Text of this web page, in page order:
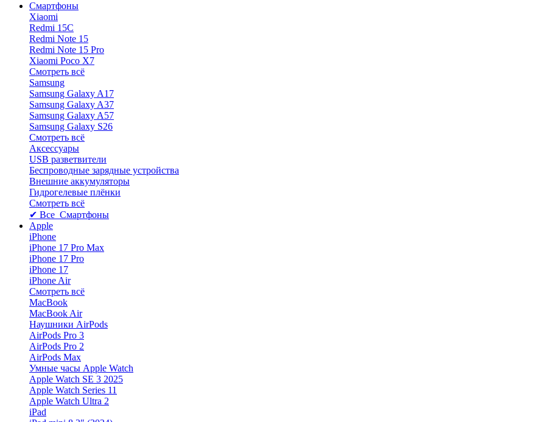
Смартфоны
Xiaomi
Redmi 15C
Redmi Note 15
Redmi Note 15 Pro
Xiaomi Poco X7
Смотреть всё
Samsung
Samsung Galaxy A17
Samsung Galaxy A37
Samsung Galaxy A57
Samsung Galaxy S26
Смотреть всё
Аксессуары
USB разветвители
Беспроводные зарядные устройства
Внешние аккумуляторы
Гидрогелевые плёнки
Смотреть всё
✔ Все Смартфоны
Apple
iPhone
iPhone 17 Pro Max
iPhone 17 Pro
iPhone 17
iPhone Air
Смотреть всё
MacBook
MacBook Air
Наушники AirPods
AirPods Pro 3
AirPods Pro 2
AirPods Max
Умные часы Apple Watch
Apple Watch SE 3 2025
Apple Watch Series 11
Apple Watch Ultra 2
iPad